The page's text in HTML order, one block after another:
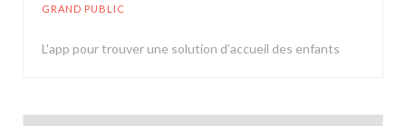
GRAND PUBLIC
L'app pour trouver une solution d’accueil des enfants